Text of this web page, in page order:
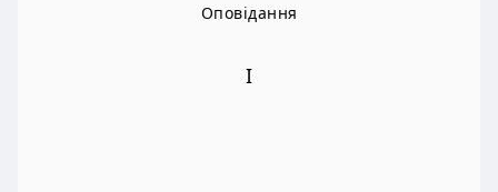
Оповідання
I